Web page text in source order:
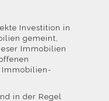
Investition in
gemeint,
Immobilien
Immobilien-
in der Regel